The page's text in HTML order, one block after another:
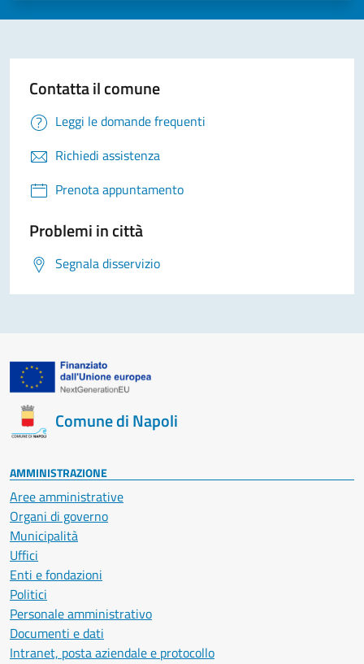
Contatta il comune
Leggi le domande frequenti
Richiedi assistenza
Prenota appuntamento
Problemi in città
Segnala disservizio
Comune di Napoli
AMMINISTRAZIONE
Aree amministrative
Organi di governo
Municipalità
Uffici
Enti e fondazioni
Politici
Personale amministrativo
Documenti e dati
Intranet, posta aziendale e protocollo